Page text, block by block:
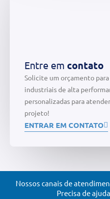
Entre em contato
Solicite um orçamento
industriais de alta
personalizadas para
projeto!
ENTRAR EM CONTATO
Nossos canais de
Precisa de